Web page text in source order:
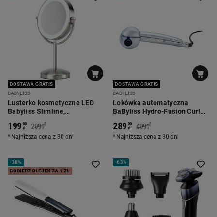
DOSTAWA GRATIS
BABYLISS
Lusterko kosmetyczne LED
Babyliss Slimline,
dwustronne, z oświetleniem
LED
199 00
zł 299 00
zł
*
Najniższa cena z 30 dni
DOSTAWA GRATIS
BABYLISS
Lokówka automatyczna
BaByliss Hydro-Fusion Curl
Secret, 29 W, z jonizacją
289 00
zł 499 00
zł
*
Najniższa cena z 30 dni
-38%
DOBIERZ OLEJEK ZA 1 ZŁ
-63%